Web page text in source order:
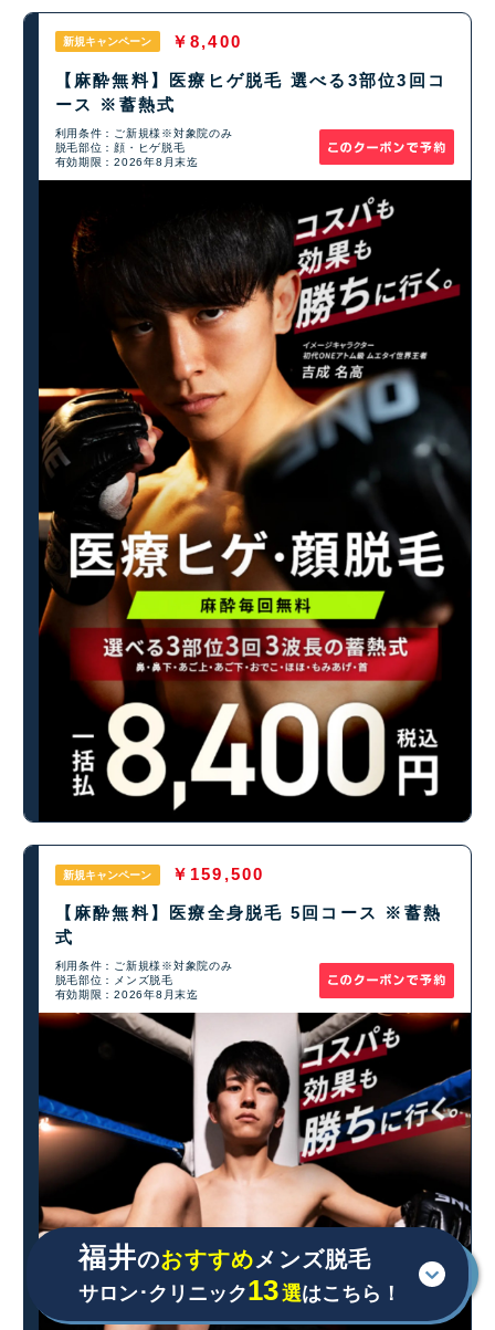
新規キャンペーン ￥8,400
【麻酔無料】医療ヒゲ脱毛 選べる3部位3回コ
ース ※蓄熱式
利用条件：ご新規様※対象院のみ
脱毛部位：顔・ヒゲ脱毛
有効期限：2026年8月末迄
新規キャンペーン ￥159,500
【麻酔無料】医療全身脱毛 5回コース ※蓄熱
式
利用条件：ご新規様※対象院のみ
脱毛部位：メンズ脱毛
有効期限：2026年8月末迄
福井のおすすめメンズ脱毛
サロン･クリニック13選はこちら！